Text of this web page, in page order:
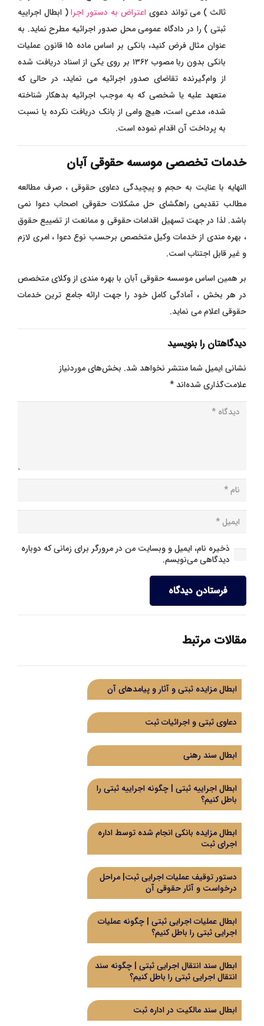
ثالث ) می‌ تواند دعویاعتراض به دستور اجرا( ابطال اجراییه
ثبتی ) را در دادگاه عمومی محل صدور اجرائیه مطرح نماید. به‌
عنوان مثال فرض کنید، بانکی بر اساس ماده ۱۵ قانون عملیات
بانکی بدون ربا مصوب ۱۳۶۲ بر روی یکی از اسناد دریافت شده
از وام‌گیرنده تقاضای صدور اجرائیه می نماید، در حالی که
متعهد علیه یا شخصی که به موجب اجرائیه بدهکار شناخته
شده، مدعی است، هیچ وامی از بانک دریافت نکرده یا نسبت
به پرداخت آن اقدام نموده است.
خدمات تخصصی موسسه حقوقی آبان
النهایه با عنایت به حجم و پیچیدگی دعاوی حقوقی ، صرف مطالعه
مطالب تقدیمی راهگشای حل مشکلات حقوقی اصحاب دعوا نمی
باشد. لذا در جهت تسهیل اقدامات حقوقی و ممانعت از تضییع حقوق
، بهره مندی از خدمات وکیل متخصص برحسب نوع دعوا ، امری لازم
و غیر قابل اجتناب است.
بر همین اساس موسسه حقوقی آبان با بهره مندی از وکلای متخصص
در هر بخش ، آمادگی کامل خود را جهت ارائه جامع ترین خدمات
حقوقی اعلام می نماید.
دیدگاهتان را بنویسید
نشانی ایمیل شما منتشر نخواهد شد. بخش‌های موردنیاز
علامت‌گذاری شده‌اند*
ذخیره نام، ایمیل و وبسایت من در مرورگر برای زمانی که دوباره
دیدگاهی می‌نویسم.
فرستادن دیدگاه
مقالات مرتبط
ابطال مزایده ثبتی و آثار و پیامدهای آن
دعاوی ثبتی و اجرائیات ثبت
ابطال سند رهنی
ابطال اجراییه ثبتی | چگونه اجراییه ثبتی را
باطل کنیم؟
ابطال مزایده بانکی انجام شده توسط اداره
اجرای ثبت
دستور توقیف عملیات اجرایی ثبت| مراحل
درخواست و آثار حقوقی آن
ابطال عملیات اجرایی ثبتی | چگونه عملیات
اجرایی ثبتی را باطل کنیم؟
ابطال سند انتقال اجرایی ثبتی | چگونه سند
انتقال اجرایی ثبتی را باطل کنیم؟
ابطال سند مالکیت در اداره ثبت